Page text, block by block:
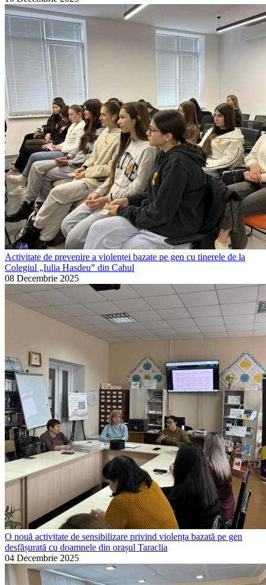
Activitate de prevenire a violenței bazate pe gen cu tinerele de la
Colegiul „Iulia Hasdeu” din Cahul
08 Decembrie 2025
O nouă activitate de sensibilizare privind violența bazată pe gen
desfășurată cu doamnele din orașul Taraclia
04 Decembrie 2025